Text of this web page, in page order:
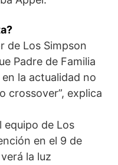
de Los Simpson
Padre de Familia
la actualidad no
crossover”, explica
equipo de Los
en el 9 de
la luz